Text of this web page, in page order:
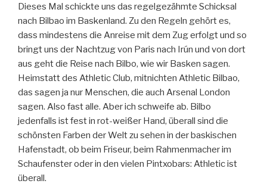
Dieses Mal schickte uns das regelgezähmte Schicksal
nach Bilbao im Baskenland. Zu den Regeln gehört es,
dass mindestens die Anreise mit dem Zug erfolgt und so
bringt uns der Nachtzug von Paris nach Irún und von dort
aus geht die Reise nach Bilbo, wie wir Basken sagen.
Heimstatt des Athletic Club, mitnichten Athletic Bilbao,
das sagen ja nur Menschen, die auch Arsenal London
sagen. Also fast alle. Aber ich schweife ab. Bilbo
jedenfalls ist fest in rot-weißer Hand, überall sind die
schönsten Farben der Welt zu sehen in der baskischen
Hafenstadt, ob beim Friseur, beim Rahmenmacher im
Schaufenster oder in den vielen Pintxobars: Athletic ist
überall.